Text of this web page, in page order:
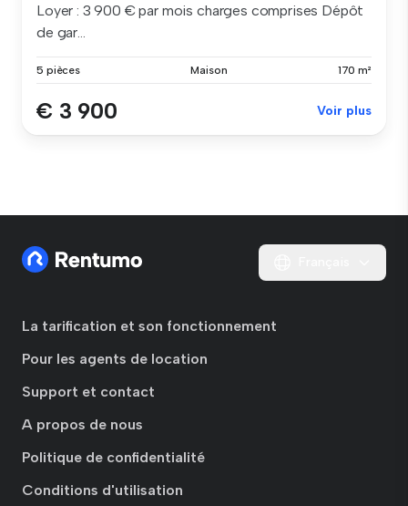
Loyer : 3 900 € par mois charges comprises Dépôt
de gar...
5 pièces Maison 170 m²
€ 3 900 Voir plus
La tarification et son fonctionnement
Pour les agents de location
Support et contact
A propos de nous
Politique de confidentialité
Conditions d'utilisation